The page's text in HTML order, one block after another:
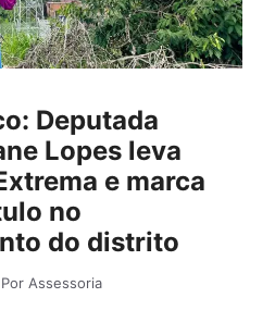
Deputada
Lopes leva
e marca
no
do distrito
Assessoria